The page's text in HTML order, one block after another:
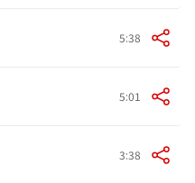
5:38
5:01
3:38